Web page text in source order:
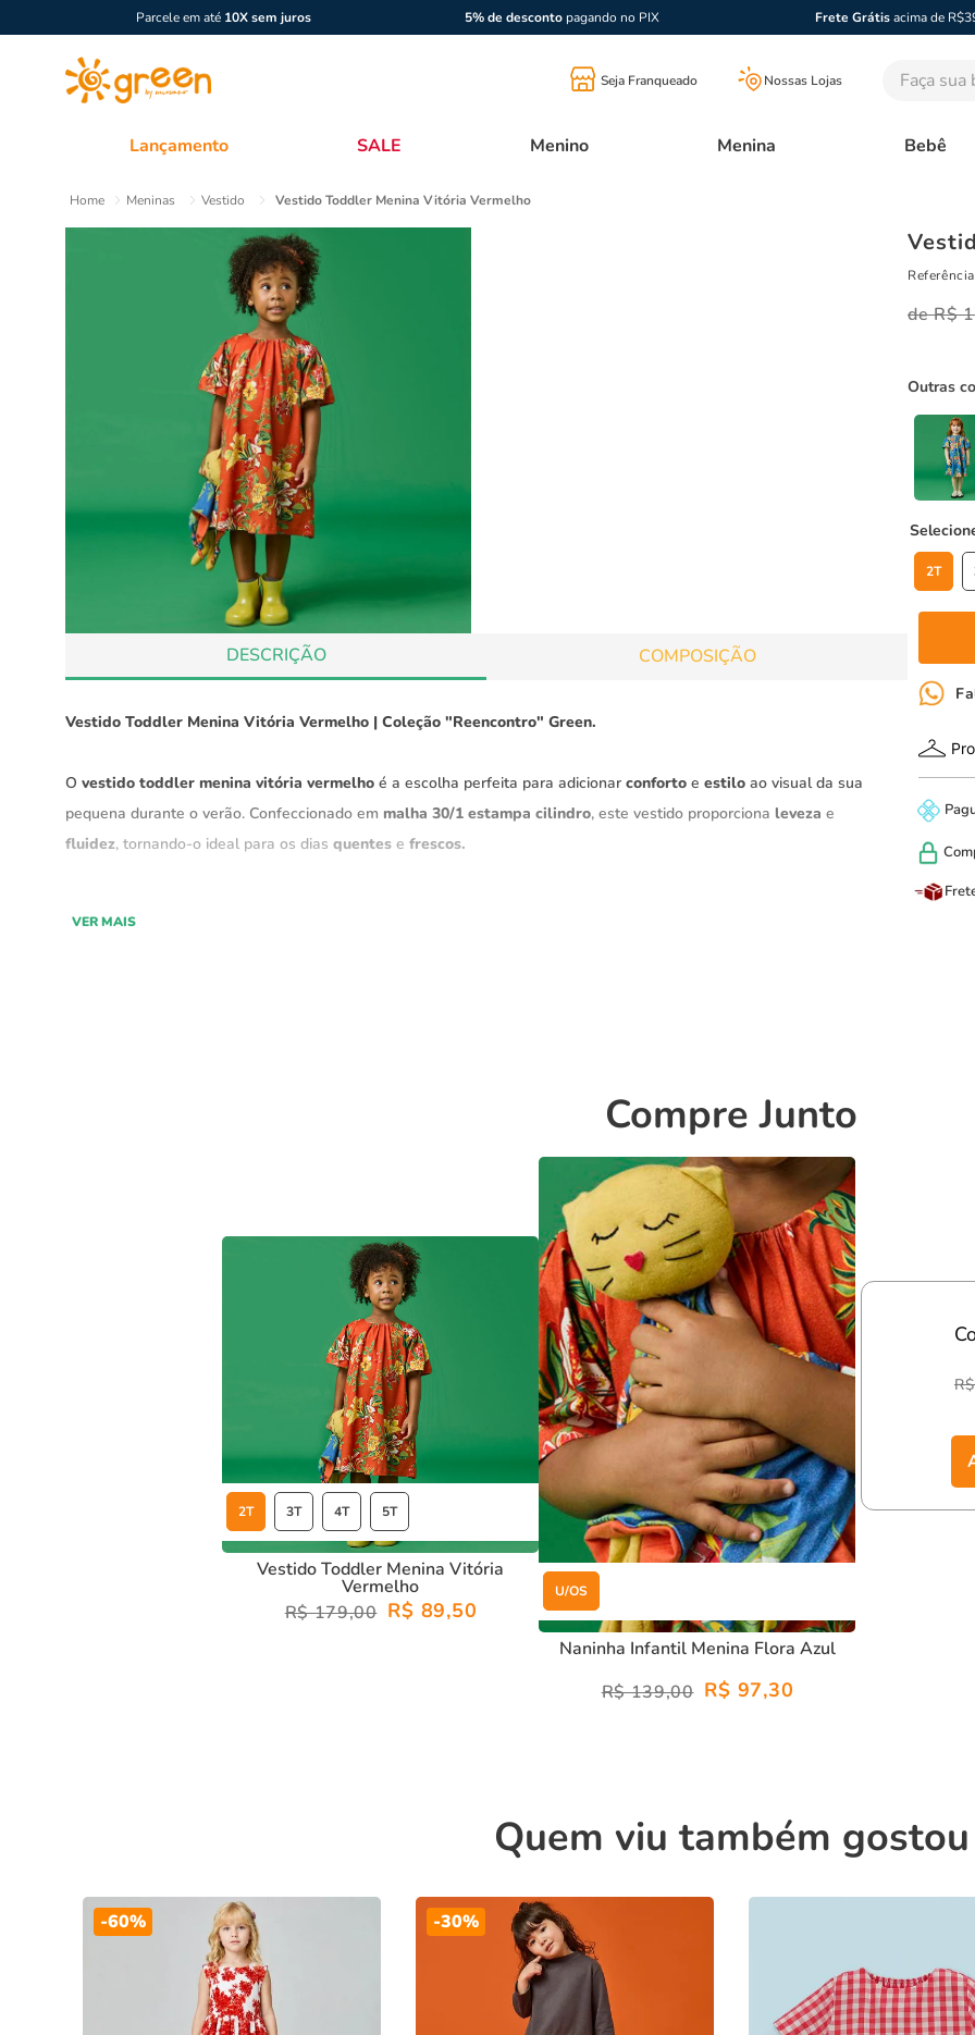
Parcele em até 10X sem juros 5% de descontopagando no PIX Frete Grátisacima de
Seja Franqueado Nossas Lojas Faça sua
Lançamento SALE Menino Menina Bebê
Meninas Vestido Vestido Toddler Menina Vitória Vermelho
DESCRIÇÃO COMPOSIÇÃO
Vestido Toddler Menina Vitória Vermelho | Coleção "Reencontro" Green.
O vestido toddler menina vitória vermelho é a escolha perfeita para adicionar conforto e estilo ao visual da sua
pequena durante o verão. Confeccionado em malha 30/1 estampa cilindro, este vestido proporciona leveza e
fluidez, tornando-o ideal para os dias quentes e frescos.
Tecido suave e natural, ideal para momentos de diversão e lazer.
Perfeito para compor looks frescos, leves e cheios de estilo.
vestido infantil toddler vitória vermelho,sua filha se sentirá confortável, estilosae pronta para aproveitar
epraticidade.
VER MAIS
Referência
R$
Outras
2T
Compre Junto
2T 3T 4T 5T
Vestido Toddler Menina Vitória
Vermelho
R$ 179,00 R$ 89,50
U/OS
Naninha Infantil Menina Flora Azul
R$ 139,00 R$ 97,30
Quem viu também gostou
-60% -30%